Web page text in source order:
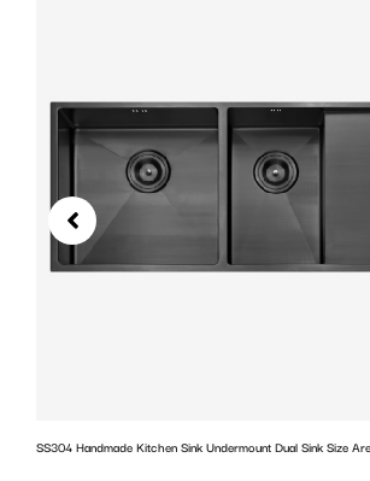
SS304 Handmade Kitchen Sink Undermount Dual Sink Size